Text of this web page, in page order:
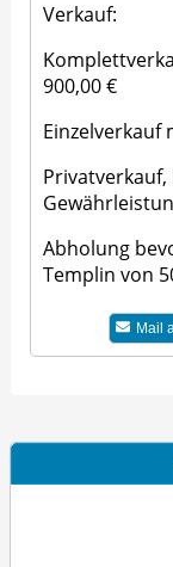
Verkauf:
900,00 €
Einzelverkauf
Abholung
Templin von
Mail